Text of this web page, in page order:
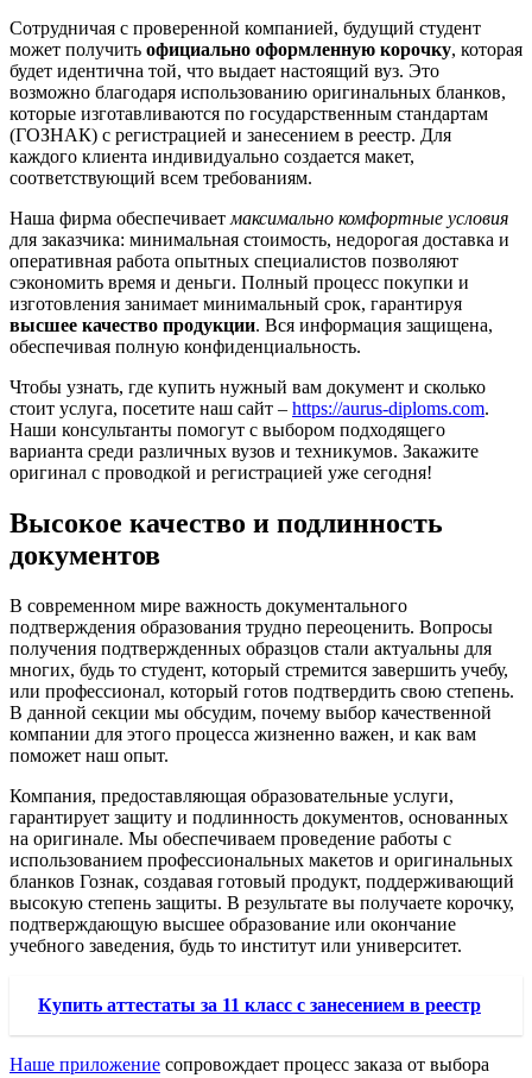
Сотрудничая с проверенной компанией, будущий студент
может получить официально оформленную корочку, которая
будет идентична той, что выдает настоящий вуз. Это
возможно благодаря использованию оригинальных бланков,
которые изготавливаются по государственным стандартам
(ГОЗНАК) с регистрацией и занесением в реестр. Для
каждого клиента индивидуально создается макет,
соответствующий всем требованиям.
Наша фирма обеспечиваетмаксимально комфортные условия
для заказчика: минимальная стоимость, недорогая доставка и
оперативная работа опытных специалистов позволяют
сэкономить время и деньги. Полный процесс покупки и
изготовления занимает минимальный срок, гарантируя
высшее качество продукции. Вся информация защищена,
обеспечивая полную конфиденциальность.
Чтобы узнать, где купить нужный вам документ и сколько
стоит услуга, посетите наш сайт – https://aurus-diploms.com.
Наши консультанты помогут с выбором подходящего
варианта среди различных вузов и техникумов. Закажите
оригинал с проводкой и регистрацией уже сегодня!
Высокое качество и подлинность
документов
В современном мире важность документального
подтверждения образования трудно переоценить. Вопросы
получения подтвержденных образцов стали актуальны для
многих, будь то студент, который стремится завершить учебу,
или профессионал, который готов подтвердить свою степень.
В данной секции мы обсудим, почему выбор качественной
компании для этого процесса жизненно важен, и как вам
поможет наш опыт.
Компания, предоставляющая образовательные услуги,
гарантирует защиту и подлинность документов, основанных
на оригинале. Мы обеспечиваем проведение работы с
использованием профессиональных макетов и оригинальных
бланков Гознак, создавая готовый продукт, поддерживающий
высокую степень защиты. В результате вы получаете корочку,
подтверждающую высшее образование или окончание
учебного заведения, будь то институт или университет.
Купить аттестаты за 11 класс с занесением в реестр
Наше приложение сопровождает процесс заказа от выбора